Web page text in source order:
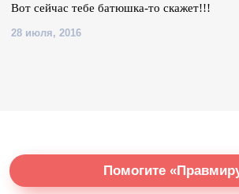
Вот сейчас тебе батюшка-то скажет!!!
28 июля, 2016
Помогите